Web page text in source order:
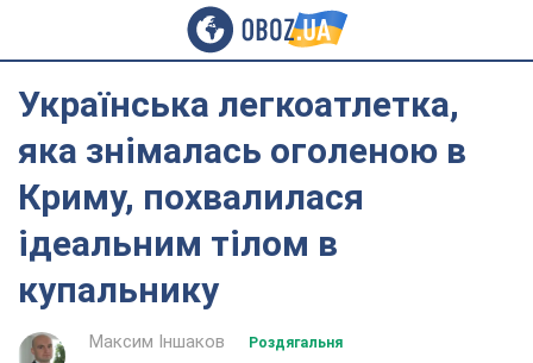
Українська легкоатлетка,
яка знімалась оголеною в
Криму, похвалилася
ідеальним тілом в
купальнику
Максим Іншаков
Роздягальня